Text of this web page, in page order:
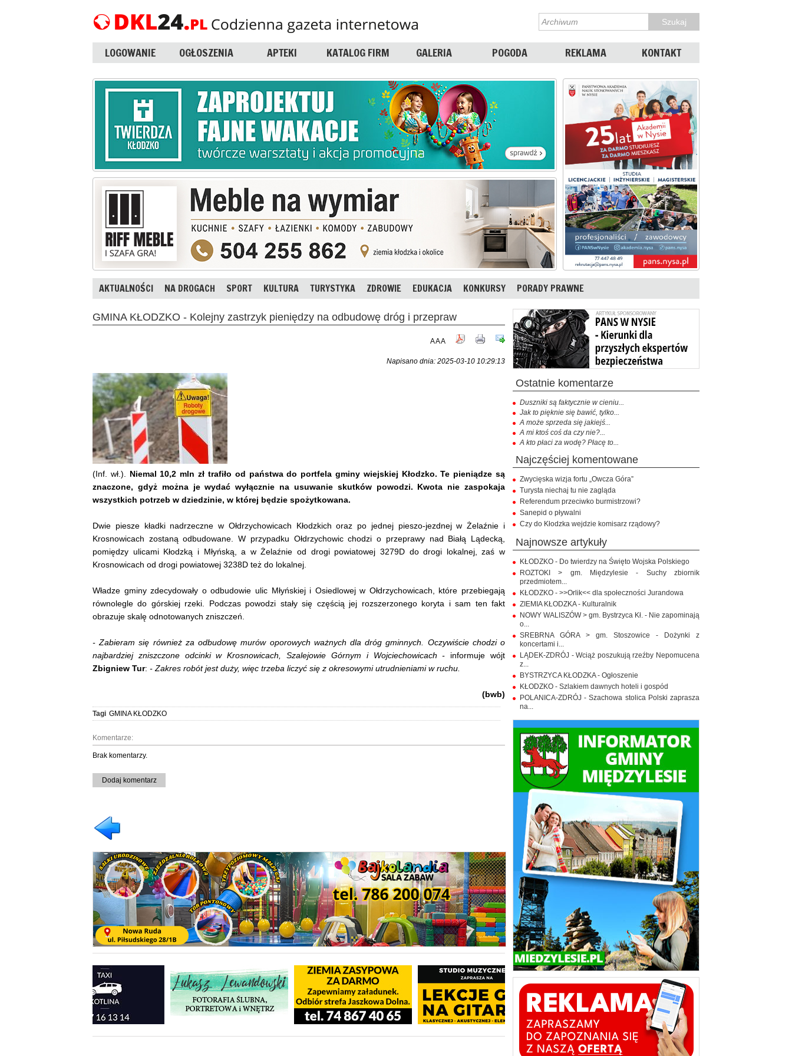
LOGOWANIE OGŁOSZENIA APTEKI KATALOG FIRM GALERIA POGODA REKLAMA KONTAKT
AKTUALNOŚCI NA DROGACH SPORT KULTURA TURYSTYKA ZDROWIE EDUKACJA KONKURSY PORADY PRAWNE
GMINA KŁODZKO - Kolejny zastrzyk pieniędzy na odbudowę dróg i przepraw
AAA
Napisano dnia: 2025-03-10 10:29:13
(Inf. wł.). Niemal 10,2 mln zł trafiło od państwa do portfela gminy wiejskiej Kłodzko. Te pieniądze są
znaczone, gdyż można je wydać wyłącznie na usuwanie skutków powodzi. Kwota nie zaspokaja
wszystkich potrzeb w dziedzinie, w której będzie spożytkowana.
Dwie piesze kładki nadrzeczne w Ołdrzychowicach Kłodzkich oraz po jednej pieszo-jezdnej w Żelaźnie i
Krosnowicach zostaną odbudowane. W przypadku Ołdrzychowic chodzi o przeprawy nad Białą Lądecką,
pomiędzy ulicami Kłodzką i Młyńską, a w Żelaźnie od drogi powiatowej 3279D do drogi lokalnej, zaś w
Krosnowicach od drogi powiatowej 3238D też do lokalnej.
Władze gminy zdecydowały o odbudowie ulic Młyńskiej i Osiedlowej w Ołdrzychowicach, które przebiegają
równolegle do górskiej rzeki. Podczas powodzi stały się częścią jej rozszerzonego koryta i sam ten fakt
obrazuje skalę odnotowanych zniszczeń.
- Zabieram się również za odbudowę murów oporowych ważnych dla dróg gminnych. Oczywiście chodzi o
najbardziej zniszczone odcinki w Krosnowicach, Szalejowie Górnym i Wojciechowicach - informuje wójt
Zbigniew Tur: - Zakres robót jest duży, więc trzeba liczyć się z okresowymi utrudnieniami w ruchu.
(bwb)
Tagi GMINA KŁODZKO
Komentarze:
Brak komentarzy.
Dodaj komentarz
ostatnie komentarze
Duszniki są faktycznie w cieniu...
Jak to pięknie się bawić, tylko...
A może sprzeda się jakiejś...
A mi ktoś coś da czy nie?...
A kto płaci za wodę? Płacę to...
najczęściej komentowane
Zwycięska wizja fortu „Owcza Góra”
Turysta niechaj tu nie zagląda
Referendum przeciwko burmistrzowi?
Sanepid o pływalni
Czy do Kłodzka wejdzie komisarz rządowy?
najnowsze artykuły
KŁODZKO - Do twierdzy na Święto Wojska Polskiego
ROZTOKI > gm. Międzylesie - Suchy zbiornik
przedmiotem...
KŁODZKO - >>Orlik<< dla społeczności Jurandowa
ZIEMIA KŁODZKA - Kulturalnik
NOWY WALISZÓW > gm. Bystrzyca Kł. - Nie zapominają
o...
SREBRNA GÓRA > gm. Stoszowice - Dożynki z
koncertami i...
LĄDEK-ZDRÓJ - Wciąż poszukują rzeźby Nepomucena
z...
BYSTRZYCA KŁODZKA - Ogłoszenie
KŁODZKO - Szlakiem dawnych hoteli i gospód
POLANICA-ZDRÓJ - Szachowa stolica Polski zaprasza
na...